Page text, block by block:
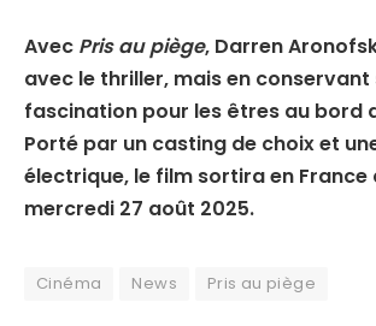
Avec Pris au piège, Darren
avec le thriller, mais en conservant
fascination pour les êtres au bord
Porté par un casting de choix et
électrique, le film sortira en France
mercredi 27 août 2025.
Cinéma News Pris au piège